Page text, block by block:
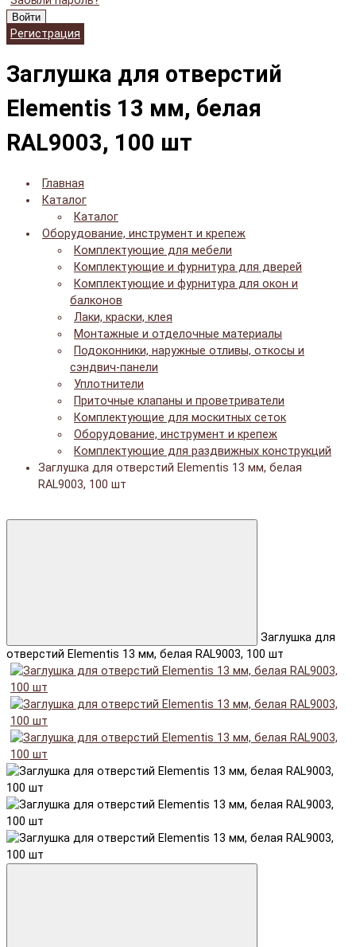
Войти
Регистрация
Заглушка для отверстий
Elementis 13 мм, белая
RAL9003, 100 шт
Главная
Каталог
Каталог
Оборудование, инструмент и крепеж
Комплектующие для мебели
Комплектующие и фурнитура для дверей
Комплектующие и фурнитура для окон и
балконов
Лаки, краски, клея
Монтажные и отделочные материалы
Подоконники, наружные отливы, откосы и
сэндвич-панели
Уплотнители
Приточные клапаны и проветриватели
Комплектующие для москитных сеток
Оборудование, инструмент и крепеж
Комплектующие для раздвижных конструкций
Заглушка для отверстий Elementis 13 мм, белая
RAL9003, 100 шт
Заглушка для
отверстий Elementis 13 мм, белая RAL9003, 100 шт